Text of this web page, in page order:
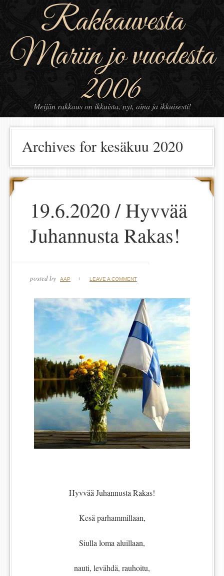
Rakkauvesta
Mariin jo vuodesta
2006
Meijän rakkaus on ikkuista, nyt, aina ja ikkuisesti!
Archives for kesäkuu 2020
19.6.2020 / Hyvvää
Juhannusta Rakas!
posted by AAP LEAVE A COMMENT
Hyvvää Juhannusta Rakas!
Kesä parhammillaan,
Siulla loma aluillaan,
nauti, levähdä, rauhoitu,